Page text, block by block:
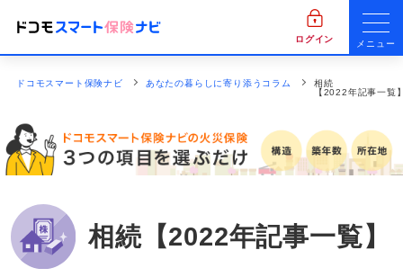
ログイン メニュー
ドコモスマート保険ナビ あなたの暮らしに寄り添うコラム
相続
【2022年記事一覧
相続【2022年記事一覧】